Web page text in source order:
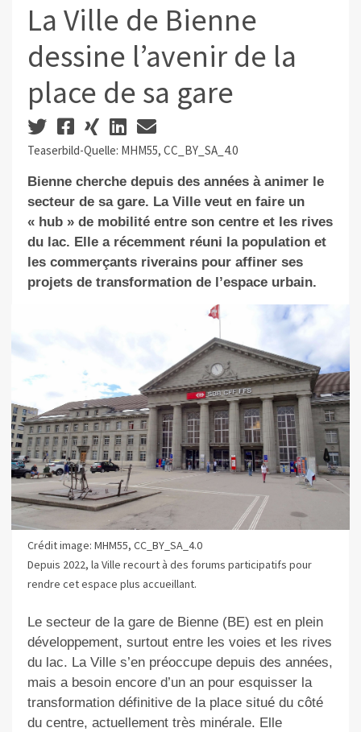
La Ville de Bienne
dessine l’avenir de la
place de sa gare
Teaserbild-Quelle: MHM55, CC_BY_SA_4.0
Bienne cherche depuis des années à animer le
secteur de sa gare. La Ville veut en faire un
« hub » de mobilité entre son centre et les rives
du lac. Elle a récemment réuni la population et
les commerçants riverains pour affiner ses
projets de transformation de l’espace urbain.
Crédit image: MHM55, CC_BY_SA_4.0
Depuis 2022, la Ville recourt à des forums participatifs pour
rendre cet espace plus accueillant.
Le secteur de la gare de Bienne (BE) est en plein
développement, surtout entre les voies et les rives
du lac. La Ville s’en préoccupe depuis des années,
mais a besoin encore d’un an pour esquisser la
transformation définitive de la place situé du côté
du centre, actuellement très minérale. Elle